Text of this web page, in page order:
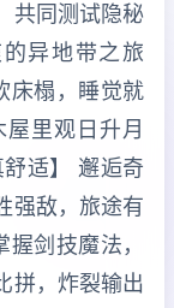
共同测试隐秘
异地带之旅
床榻，睡觉就
里观日升月
适】 邂逅奇
强敌，旅途有
剑技魔法，
拼，炸裂输出